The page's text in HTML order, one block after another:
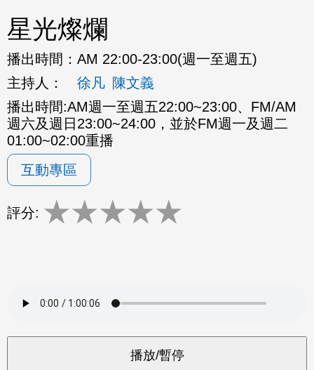
星光燦爛
播出時間： AM 22:00-23:00(週一至週五)
主持人：
徐凡 陳文義
播出時間:AM週一至週五22:00~23:00、FM/AM
週六及週日23:00~24:00，並於FM週一及週二
01:00~02:00重播
互動專區
評分: ★★★★★